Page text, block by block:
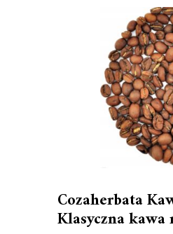
Cozaherbata
Klasyczna